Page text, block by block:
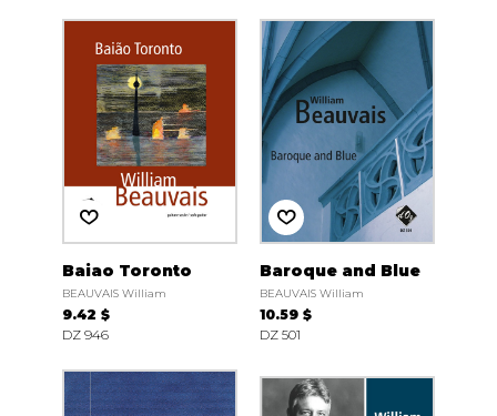
Baiao Toronto
BEAUVAIS William
9.42 $
DZ 946
Baroque and Blue
BEAUVAIS William
10.59 $
DZ 501